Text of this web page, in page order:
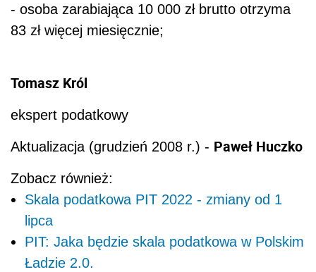
- osoba zarabiająca 10 000 zł brutto otrzyma
83 zł więcej miesięcznie;
Tomasz Król
ekspert podatkowy
Aktualizacja (grudzień 2008 r.) - Paweł Huczko
Zobacz również:
Skala podatkowa PIT 2022 - zmiany od 1
lipca
PIT: Jaka będzie skala podatkowa w Polskim
Ładzie 2.0.